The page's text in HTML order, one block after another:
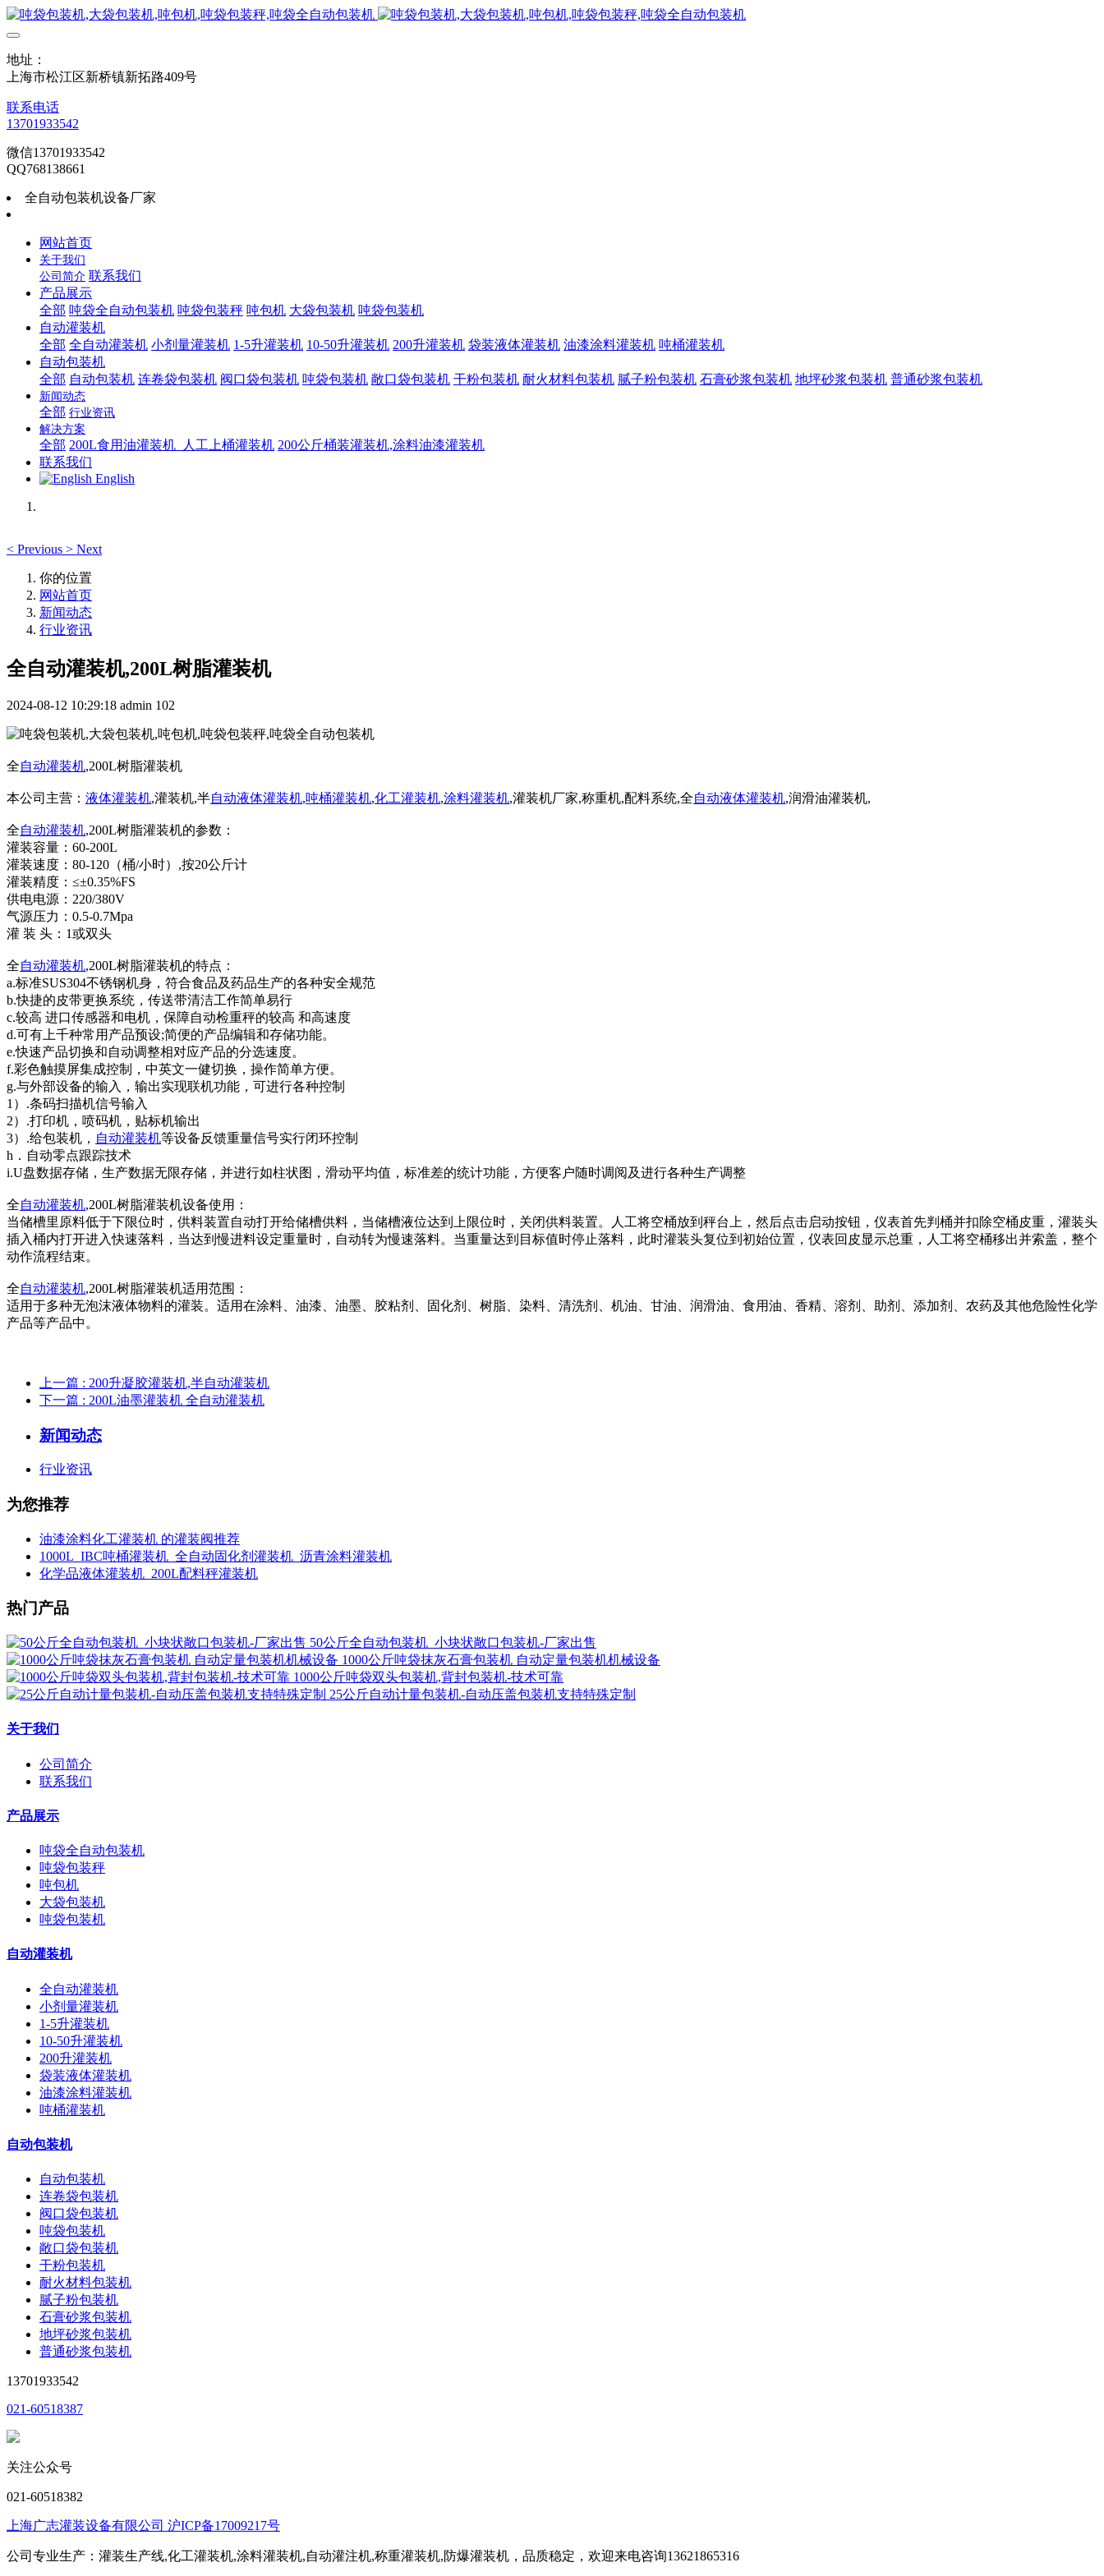
地址：
上海市松江区新桥镇新拓路409号
联系电话
13701933542
微信13701933542
QQ768138661
全自动包装机设备厂家
网站首页
关于我们
公司简介 联系我们
产品展示
全部 吨袋全自动包装机 吨袋包装秤 吨包机 大袋包装机 吨袋包装机
自动灌装机
全部 全自动灌装机 小剂量灌装机 1-5升灌装机 10-50升灌装机 200升灌装机 袋装液体灌装机 油漆涂料灌装机 吨桶灌装机
自动包装机
全部 自动包装机 连卷袋包装机 阀口袋包装机 吨袋包装机 敞口袋包装机 干粉包装机 耐火材料包装机 腻子粉包装机 石膏砂浆包装机 地坪砂浆包装机 普通砂浆包装机
新闻动态
全部 行业资讯
解决方案
全部 200L食用油灌装机_人工上桶灌装机 200公斤桶装灌装机,涂料油漆灌装机
联系我们
English
< Previous > Next
你的位置
网站首页
新闻动态
行业资讯
全自动灌装机,200L树脂灌装机
2024-08-12 10:29:18 admin 102
全自动灌装机,200L树脂灌装机
本公司主营： 液体灌装机,灌装机,半自动液体灌装机,吨桶灌装机,化工灌装机,涂料灌装机,灌装机厂家,称重机,配料系统,全自动液体灌装机,润滑油灌装机,
全自动灌装机,200L树脂灌装机的参数：
灌装容量：60-200L
灌装速度：80-120（桶/小时）,按20公斤计
灌装精度：≤±0.35%FS
供电电源：220/380V
气源压力：0.5-0.7Mpa
灌 装 头：1或双头
全自动灌装机,200L树脂灌装机的特点：
a.标准SUS304不锈钢机身，符合食品及药品生产的各种安全规范
b.快捷的皮带更换系统，传送带清洁工作简单易行
c.较高 进口传感器和电机，保障自动检重秤的较高 和高速度
d.可有上千种常用产品预设;简便的产品编辑和存储功能。
e.快速产品切换和自动调整相对应产品的分选速度。
f.彩色触摸屏集成控制，中英文一健切换，操作简单方便。
g.与外部设备的输入，输出实现联机功能，可进行各种控制
1）.条码扫描机信号输入
2）.打印机，喷码机，贴标机输出
3）.给包装机， 自动灌装机等设备反馈重量信号实行闭环控制
h．自动零点跟踪技术
i.U盘数据存储，生产数据无限存储，并进行如柱状图，滑动平均值，标准差的统计功能，方便客户随时调阅及进行各种生产调整
全自动灌装机,200L树脂灌装机设备使用：
当储槽里原料低于下限位时，供料装置自动打开给储槽供料，当储槽液位达到上限位时，关闭供料装置。人工将空桶放到秤台上，然后点击启动按钮，仪表首先判桶并扣除空桶皮重，灌装头
插入桶内打开进入快速落料，当达到慢进料设定重量时，自动转为慢速落料。当重量达到目标值时停止落料，此时灌装头复位到初始位置，仪表回皮显示总重，人工将空桶移出并索盖，整个
动作流程结束。
全自动灌装机,200L树脂灌装机适用范围：
适用于多种无泡沫液体物料的灌装。适用在涂料、油漆、油墨、胶粘剂、固化剂、树脂、染料、清洗剂、机油、甘油、润滑油、食用油、香精、溶剂、助剂、添加剂、农药及其他危险性化学
产品等产品中。
上一篇 : 200升凝胶灌装机,半自动灌装机
下一篇 : 200L油墨灌装机 全自动灌装机
新闻动态
行业资讯
为您推荐
油漆涂料化工灌装机 的灌装阀推荐
1000L_IBC吨桶灌装机_全自动固化剂灌装机_沥青涂料灌装机
化学品液体灌装机_200L配料秤灌装机
热门产品
50公斤全自动包装机_小块状敞口包装机-厂家出售
1000公斤吨袋抹灰石膏包装机 自动定量包装机机械设备
1000公斤吨袋双头包装机,背封包装机-技术可靠
25公斤自动计量包装机-自动压盖包装机支持特殊定制
关于我们
公司简介
联系我们
产品展示
吨袋全自动包装机
吨袋包装秤
吨包机
大袋包装机
吨袋包装机
自动灌装机
全自动灌装机
小剂量灌装机
1-5升灌装机
10-50升灌装机
200升灌装机
袋装液体灌装机
油漆涂料灌装机
吨桶灌装机
自动包装机
自动包装机
连卷袋包装机
阀口袋包装机
吨袋包装机
敞口袋包装机
干粉包装机
耐火材料包装机
腻子粉包装机
石膏砂浆包装机
地坪砂浆包装机
普通砂浆包装机
13701933542
021-60518387
关注公众号
021-60518382
上海广志灌装设备有限公司 沪ICP备17009217号
公司专业生产：灌装生产线,化工灌装机,涂料灌装机,自动灌注机,称重灌装机,防爆灌装机，品质稳定，欢迎来电咨询13621865316